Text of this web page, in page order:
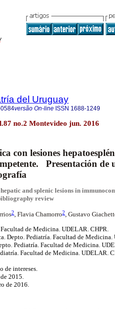
del Uruguay
versão On-line ISSN 1688-1249
no.2 Montevideo jun. 2016
con lesiones
. Presentación de
hepatic and splenic lesions in
review
2, Flavia Chamorro2, Gustavo
de Medicina. UDELAR. CHPR.
Depto. Pediatría. Facultad de Medicina.
Pediatría. Facultad de Medicina.
Facultad de Medicina. UDELAR.
de intereses.
2015.
de 2016.